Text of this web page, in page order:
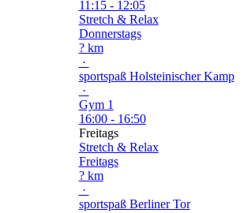
11:15 - 12:05
Stretch & Relax
Donnerstags
? km
·
sportspaß Holsteinischer Kamp
·
Gym 1
16:00 - 16:50
Freitags
Stretch & Relax
Freitags
? km
·
sportspaß Berliner Tor